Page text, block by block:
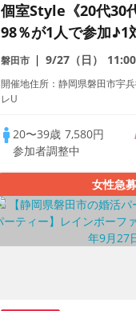
個室Style《20代30
98％が1人で参加♪1
員トーク☆誠実な方
パーティー
磐田市 9/27（日）
開催地住所：静岡県磐田市宇
レU
20〜39歳 7,580円
参加者調整中
女性急募